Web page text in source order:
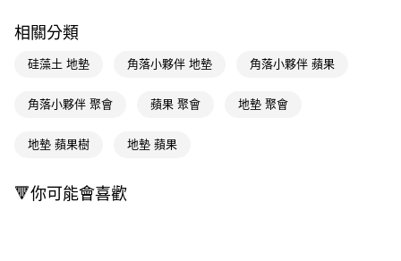
Google Pay
AFTEE先享後付
【關於「AFTEE先享後付」】
AFTEE先享後付是「在收到商品之後才付款」的支付方式。 讓您購物簡單
即享券
相關分類
硅藻土 地墊 角落小夥伴 地墊 角落小夥伴 蘋果
角落小夥伴 聚會 蘋果 聚會 地墊 聚會
地墊 蘋果樹 地墊 蘋果
🔻你可能會喜歡